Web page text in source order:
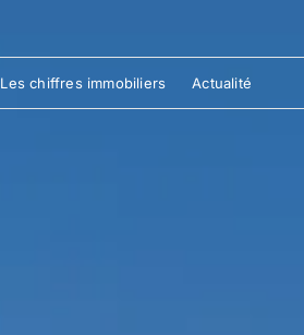
Les chiffres immobiliers Actualité